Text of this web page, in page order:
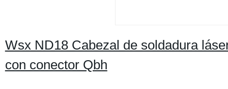
Wsx ND18 Cabezal de soldadura
con conector Qbh